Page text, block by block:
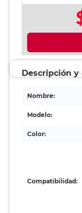
Descripción
Nombre:
Modelo:
Color:
Compatibilidad: